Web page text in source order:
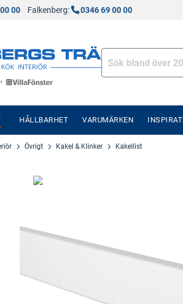
00 Falkenberg: 0346 69 00 00
HÅLLBARHET VARUMÄRKEN
Övrigt Kakel & Klinker Kakellist